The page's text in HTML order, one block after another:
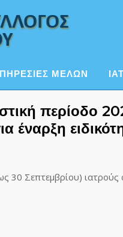
ΜΕΛΩΝ
περίοδο
έναρξη
30 Σεπτεμβρίου) ιατρούς